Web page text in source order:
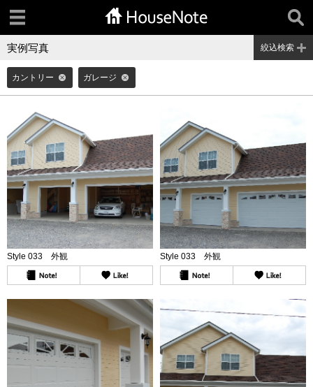
実例写真 絞込検索
カントリー ガレージ
Style 033 外観 Style 033 外観